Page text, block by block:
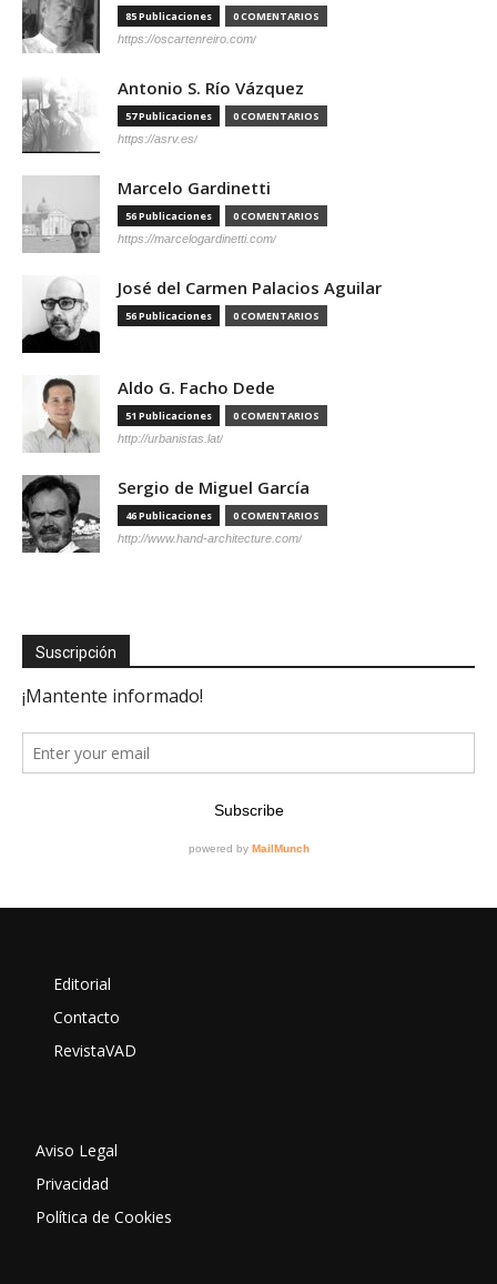
85 Publicaciones 0 COMENTARIOS
https://oscartenreiro.com/
Antonio S. Río Vázquez
57 Publicaciones 0 COMENTARIOS
https://asrv.es/
Marcelo Gardinetti
56 Publicaciones 0 COMENTARIOS
https://marcelogardinetti.com/
José del Carmen Palacios Aguilar
56 Publicaciones 0 COMENTARIOS
Aldo G. Facho Dede
51 Publicaciones 0 COMENTARIOS
http://urbanistas.lat/
Sergio de Miguel García
46 Publicaciones 0 COMENTARIOS
http://www.hand-architecture.com/
Suscripción
Editorial
Contacto
RevistaVAD
Aviso Legal
Privacidad
Política de Cookies